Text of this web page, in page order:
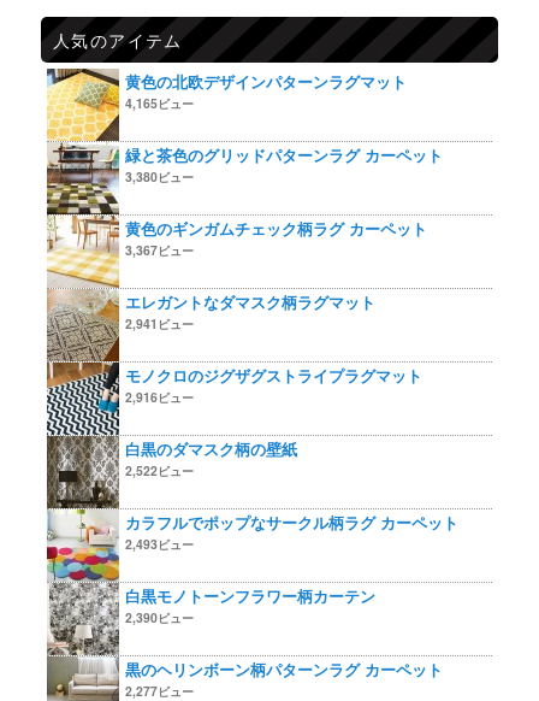
人気のアイテム
黄色の北欧デザインパターンラグマット
4,165ビュー
緑と茶色のグリッドパターンラグ カーペット
3,380ビュー
黄色のギンガムチェック柄ラグ カーペット
3,367ビュー
エレガントなダマスク柄ラグマット
2,941ビュー
モノクロのジグザグストライプラグマット
2,916ビュー
白黒のダマスク柄の壁紙
2,522ビュー
カラフルでポップなサークル柄ラグ カーペット
2,493ビュー
白黒モノトーンフラワー柄カーテン
2,390ビュー
黒のヘリンボーン柄パターンラグ カーペット
2,277ビュー